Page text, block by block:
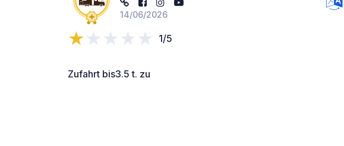
14/06/2026
1/5
Zufahrt bis3.5 t. zu